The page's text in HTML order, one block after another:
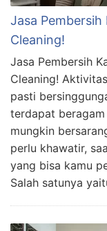
Jasa Pembersih
Cleaning!
Jasa Pembersih
Cleaning!
pasti
terdapat
mungkin
perlu khawatir,
yang bisa kamu
Salah satunya